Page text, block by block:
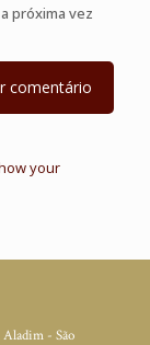
próxima vez
your
- São